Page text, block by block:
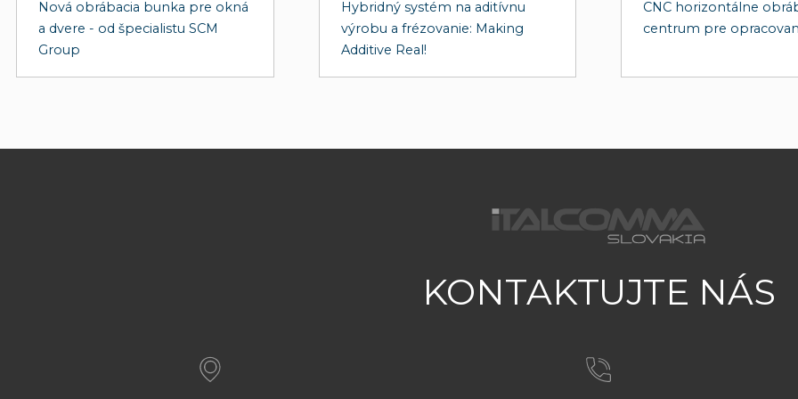
Nová obrábacia bunka pre okná
a dvere - od špecialistu SCM
Group
Hybridný systém na aditívnu
výrobu a frézovanie: Making
Additive Real!
CNC horizontálne
centrum pre
KONTAKTUJTE NÁS